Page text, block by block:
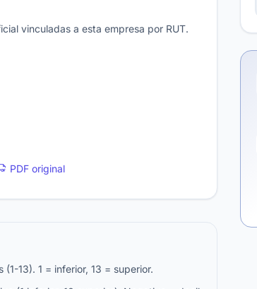
vinculadas a esta empresa por RUT.
PDF original
13). 1 = inferior, 13 = superior.